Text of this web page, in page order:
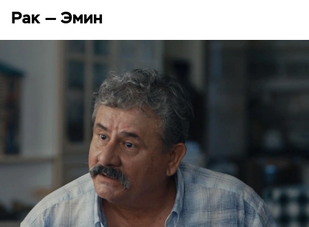
Рак — Эмин